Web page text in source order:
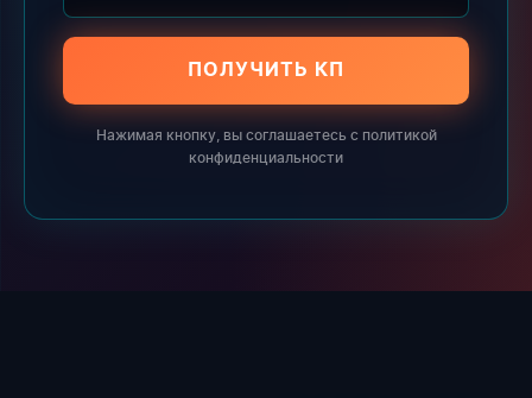
ПОЛУЧИТЬ КП
Нажимая кнопку, вы соглашаетесь с политикой
конфиденциальности